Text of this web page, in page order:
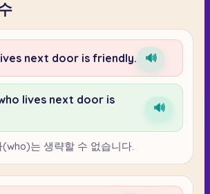
next door is friendly. 🔊
lives next door is
🔊
는 생략할 수 없습니다.